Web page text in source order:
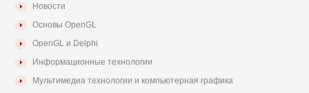
Новости
Основы OpenGL
OpenGL и Delphi
Информационные технологии
Мультимедиа технологии и компьютерная графика